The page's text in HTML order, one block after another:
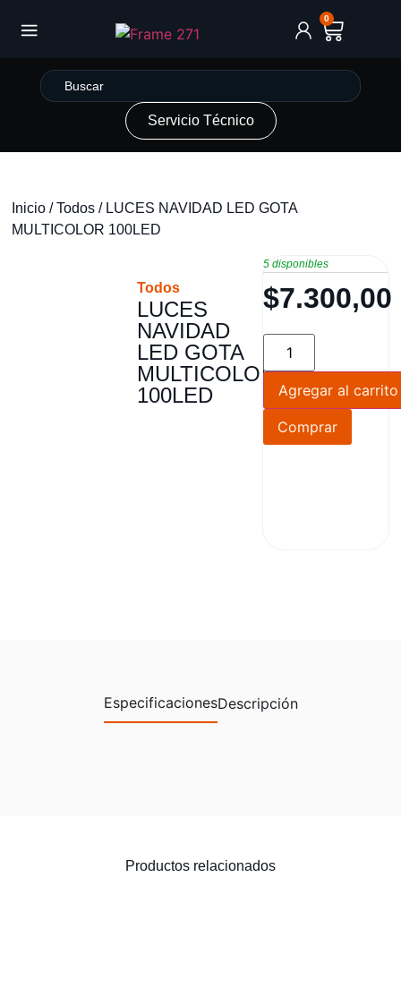
0
Servicio Técnico
Inicio /Todos / LUCES NAVIDAD LED GOTA
MULTICOLOR 100LED
Todos
LUCES
NAVIDAD
LED GOTA
MULTICOLOR
100LED
5 disponibles
$7.300,00
Agregar al carrito
Comprar
EspecificacionesDescripción
Productos relacionados